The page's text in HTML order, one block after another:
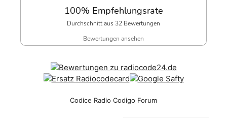
100% Empfehlungsrate
Durchschnitt aus 32 Bewertungen
Bewertungen ansehen
Codice Radio Codigo Forum